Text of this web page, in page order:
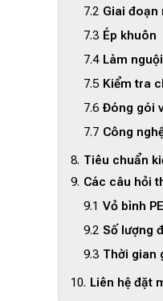
Giai đoạn
Ép khuôn
Làm
Kiểm tra
Đóng gói
Công
Tiêu chuẩn
Các câu hỏi
Vỏ bình
Số lượng
Thời gian
Liên hệ đặt